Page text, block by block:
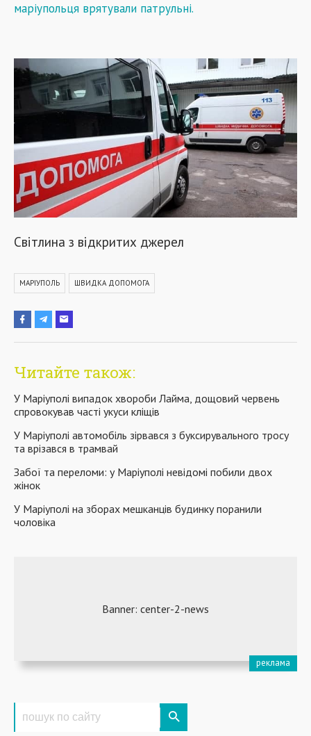
маріупольця врятували патрульні.
Світлина з відкритих джерел
МАРІУПОЛЬ ШВИДКА ДОПОМОГА
Читайте також:
У Маріуполі випадок хвороби Лайма, дощовий червень
спровокував часті укуси кліщів
У Маріуполі автомобіль зірвався з буксирувального тросу
та врізався в трамвай
Забої та переломи: у Маріуполі невідомі побили двох
жінок
У Маріуполі на зборах мешканців будинку поранили
чоловіка